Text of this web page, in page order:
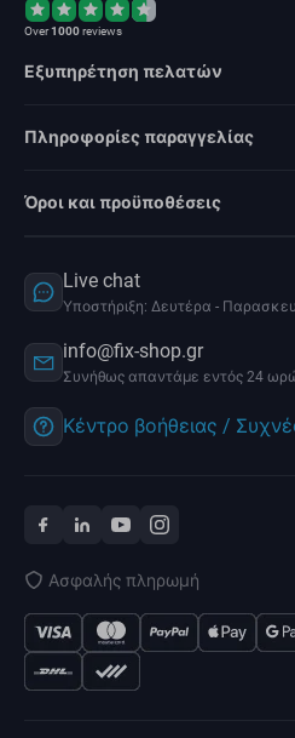
Over1000reviews
Εξυπηρέτηση πελατών
Πληροφορίες παραγγελίας
Όροι και προϋποθέσεις
Live chat
Υποστήριξη: Δευτέρα -
info@fix-shop.gr
Συνήθως απαντάμε εντός 24
Κέντρο βοήθειας /
Ασφαλής πληρωμή